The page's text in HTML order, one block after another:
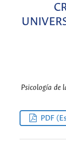
Psicología de
PDF